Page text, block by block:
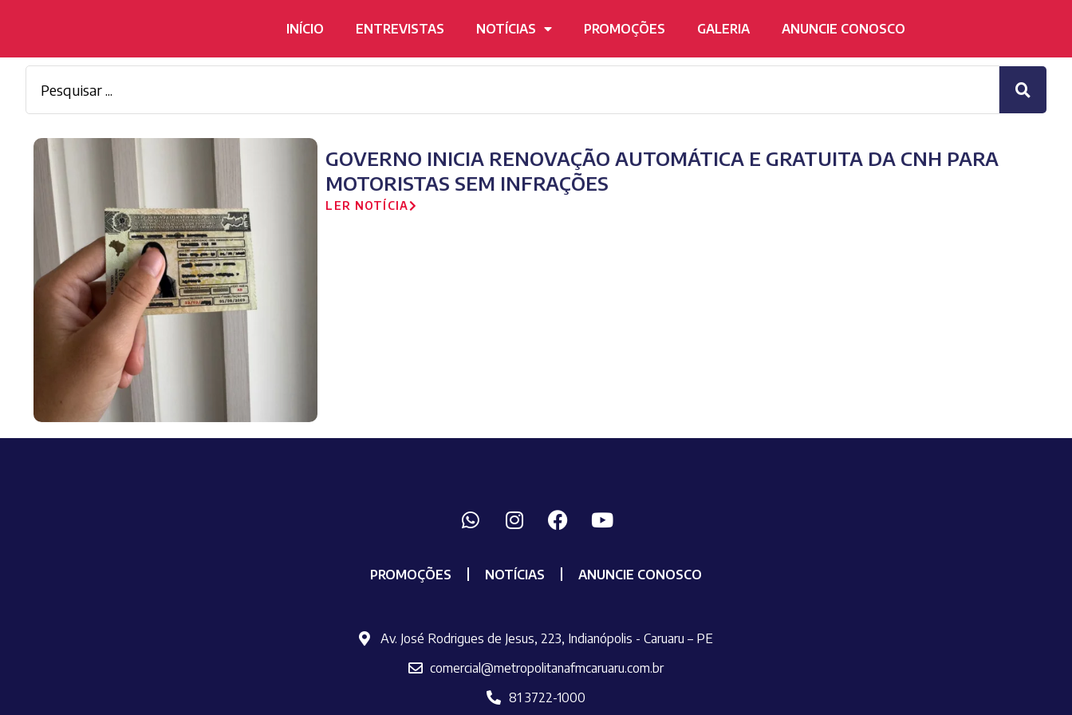
INÍCIO ENTREVISTAS NOTÍCIAS PROMOÇÕES GALERIA ANUNCIE CONOSCO
GOVERNO INICIA RENOVAÇÃO AUTOMÁTICA E GRATUITA DA CNH PARA
MOTORISTAS SEM INFRAÇÕES
LER NOTÍCIA
PROMOÇÕES NOTÍCIAS ANUNCIE CONOSCO
Av. José Rodrigues de Jesus, 223, Indianópolis - Caruaru – PE
comercial@metropolitanafmcaruaru.com.br
81 3722-1000